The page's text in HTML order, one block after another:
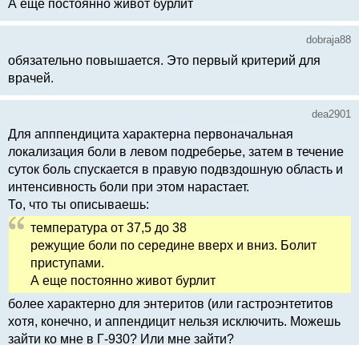
А еще постоянно живот бурлит
dobraja88
обязательно повышается. Это первый критерий для
врачей.
dea2901
Для апппендицита характерна первоначальная
локализация боли в левом подреберье, затем в течение
суток боль спускается в правую подвздошную область и
интенсивность боли при этом нарастает.
То, что ты описываешь:
температура от 37,5 до 38
режущие боли по середине вверх и вниз. Болит
приступами.
А еще постоянно живот бурлит
более характерно для энтеритов (или гастроэнтетитов
хотя, конечно, и аппендицит нельзя исключить. Можешь
зайти ко мне в Г-930? Или мне зайти?